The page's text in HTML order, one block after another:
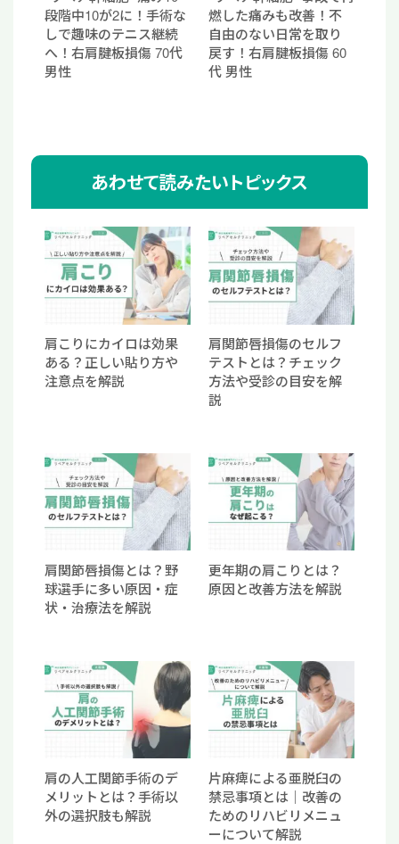
段階中10が2に！手術な
しで趣味のテニス継続
へ！右肩腱板損傷 70代
男性
燃した痛みも改善！不
自由のない日常を取り
戻す！右肩腱板損傷 60
代 男性
あわせて読みたいトピックス
肩こりにカイロは効果
ある？正しい貼り方や
注意点を解説
肩関節唇損傷のセルフ
テストとは？チェック
方法や受診の目安を解
説
肩関節唇損傷とは？野
球選手に多い原因・症
状・治療法を解説
更年期の肩こりとは？
原因と改善方法を解説
肩の人工関節手術のデ
メリットとは？手術以
外の選択肢も解説
片麻痺による亜脱臼の
禁忌事項とは｜改善の
ためのリハビリメニュ
ーについて解説